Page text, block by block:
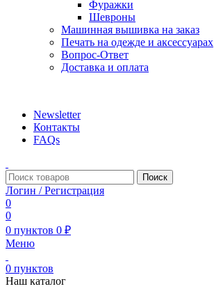
Фуражки
Шевроны
Машинная вышивка на заказ
Печать на одежде и аксессуарах
Вопрос-Ответ
Доставка и оплата
Newsletter
Контакты
FAQs
Поиск
Логин / Регистрация
0
0
0 пунктов 0 ₽
Меню
0 пунктов
Наш каталог